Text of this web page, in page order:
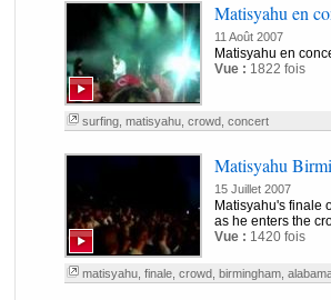
Matisyahu en
11 Août 2007
Matisyahu en
Vue : 1822 fois
surfing, matisyahu, crowd, concert
Matisyahu
15 Juillet 2007
Matisyahu's finale
as he enters the
Vue : 1420 fois
matisyahu, finale, crowd, birmingham,